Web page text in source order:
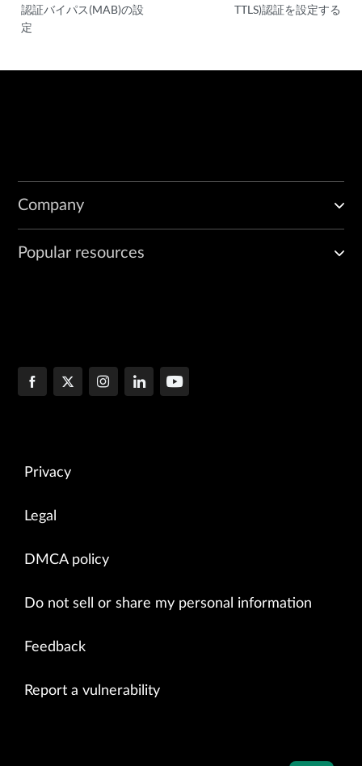
認証バイパス(MAB)の設
定
TTLS)認証を設定する
Company
Popular resources
Privacy
Legal
DMCA policy
Do not sell or share my personal information
Feedback
Report a vulnerability